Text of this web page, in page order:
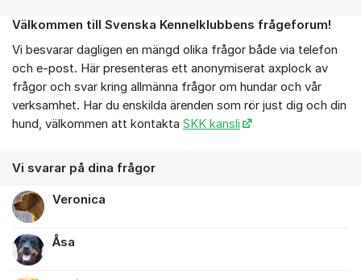
Om forumet
Välkommen till Svenska Kennelklubbens frågeforum!
Vi besvarar dagligen en mängd olika frågor både via telefon
och e-post. Här presenteras ett anonymiserat axplock av
frågor och svar kring allmänna frågor om hundar och vår
verksamhet. Har du enskilda ärenden som rör just dig och din
hund, välkommen att kontakta SKK kansli
Vi svarar på dina frågor
Veronica
Åsa